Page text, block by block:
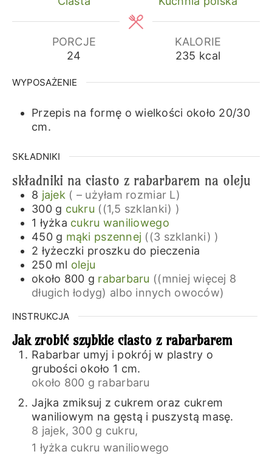
PORCJE
24
KALORIE
235 kcal
WYPOSAŻENIE
Przepis na formę o wielkości około 20/30
cm.
SKŁADNIKI
składniki na ciasto z rabarbarem na oleju
8 jajek ( – użyłam rozmiar L)
300 g cukru ((1,5 szklanki) )
1 łyżka cukru waniliowego
450 g mąki pszennej ((3 szklanki) )
2 łyżeczki proszku do pieczenia
250 ml oleju
około 800 g rabarbaru ((mniej więcej 8
długich łodyg) albo innych owoców)
INSTRUKCJA
Jak zrobić szybkie ciasto z rabarbarem
Rabarbar umyj i pokrój w plastry o
grubości około 1 cm.
około 800 g rabarbaru
Jajka zmiksuj z cukrem oraz cukrem
waniliowym na gęstą i puszystą masę.
8 jajek, 300 g cukru,
1 łyżka cukru waniliowego